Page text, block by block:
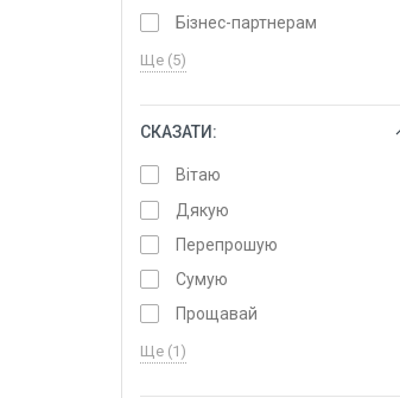
Бізнес-партнерам
Ще (5)
СКАЗАТИ:
Вітаю
Дякую
Перепрошую
Сумую
Прощавай
Ще (1)